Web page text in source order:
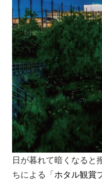
日が暮れて暗くなると
ちによる「ホタル観賞